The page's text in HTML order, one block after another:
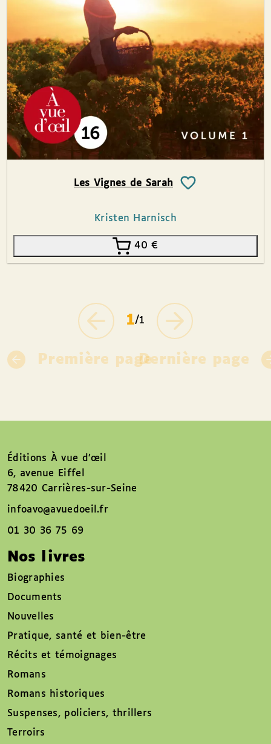
Les Vignes de Sarah
Kristen Harnisch
40€
Première page
1/1
Dernière page
Éditions À vue d’œil
6, avenue Eiffel
78420 Carrières-sur-Seine
infoavo@avuedoeil.fr
01 30 36 75 69
Nos livres
Biographies
Documents
Nouvelles
Pratique, santé et bien-être
Récits et témoignages
Romans
Romans historiques
Suspenses, policiers, thrillers
Terroirs